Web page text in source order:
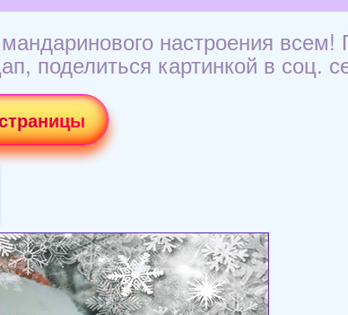
настроения всем!
поделиться картинкой в соц.